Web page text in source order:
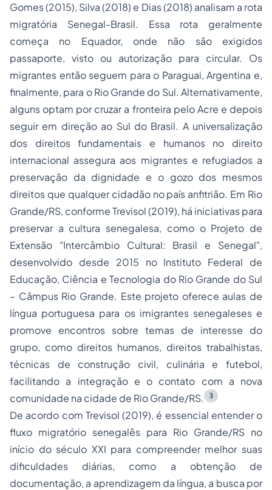
Gomes (2015), Silva (2018) e Dias (2018) analisam a rota
migratória Senegal-Brasil. Essa rota geralmente
começa no Equador, onde não são exigidos
passaporte, visto ou autorização para circular. Os
migrantes então seguem para o Paraguai, Argentina e,
finalmente, para o Rio Grande do Sul. Alternativamente,
alguns optam por cruzar a fronteira pelo Acre e depois
seguir em direção ao Sul do Brasil. A universalização
dos direitos fundamentais e humanos no direito
internacional assegura aos migrantes e refugiados a
preservação da dignidade e o gozo dos mesmos
direitos que qualquer cidadão no país anfitrião. Em Rio
Grande/RS, conforme Trevisol (2019), há iniciativas para
preservar a cultura senegalesa, como o Projeto de
Extensão "Intercâmbio Cultural: Brasil e Senegal",
desenvolvido desde 2015 no Instituto Federal de
Educação, Ciência e Tecnologia do Rio Grande do Sul
– Câmpus Rio Grande. Este projeto oferece aulas de
língua portuguesa para os imigrantes senegaleses e
promove encontros sobre temas de interesse do
grupo, como direitos humanos, direitos trabalhistas,
técnicas de construção civil, culinária e futebol,
facilitando a integração e o contato com a nova
comunidade na cidade de Rio Grande/RS.
3
De acordo com Trevisol (2019), é essencial entender o
fluxo migratório senegalês para Rio Grande/RS no
início do século XXI para compreender melhor suas
dificuldades diárias, como a obtenção de
documentação, a aprendizagem da língua, a busca por